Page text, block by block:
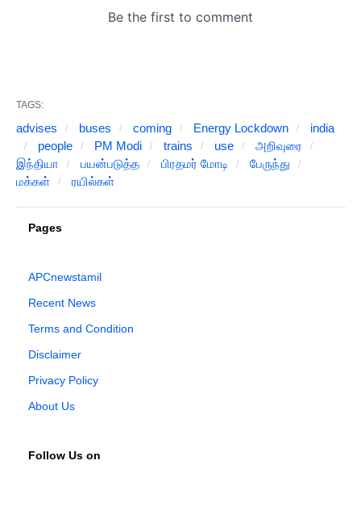
TAGS:
advises buses coming Energy Lockdown
india
people
PM Modi trains use
அறிவுரை
இந்தியா
பயன்படுத்த பிரதமர் மோடி
பேருந்து
மக்கள்
ரயில்கள்
Pages
APCnewstamil
Recent News
Terms and Condition
Disclaimer
Privacy Policy
About Us
Follow Us on